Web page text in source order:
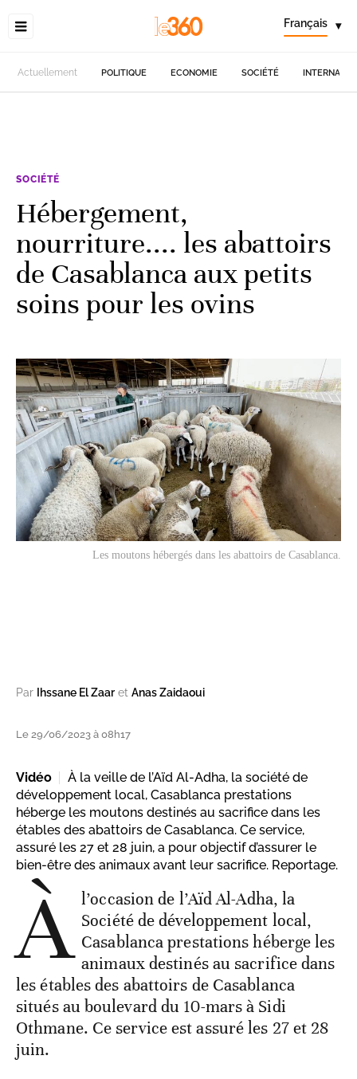
Français ▾
Actuellement POLITIQUE ECONOMIE SOCIÉTÉ
SOCIÉTÉ
Hébergement,
nourriture.... les abattoirs
de Casablanca aux petits
soins pour les ovins
Les moutons hébergés dans les abattoirs de Casablanca.
Par Ihssane El Zaar et Anas Zaidaoui
Le 29/06/2023 à 08h17
Vidéo
À la veille de l’Aïd Al-Adha, la société de
développement local, Casablanca prestations
héberge les moutons destinés au sacrifice dans les
étables des abattoirs de Casablanca. Ce service,
assuré les 27 et 28 juin, a pour objectif d’assurer le
bien-être des animaux avant leur sacrifice. Reportage.
À l’occasion de l’Aïd Al-Adha, la
Société de développement local,
Casablanca prestations héberge les
animaux destinés au sacrifice dans
les étables des abattoirs de Casablanca
situés au boulevard du 10-mars à Sidi
Othmane. Ce service est assuré les 27 et 28
juin.